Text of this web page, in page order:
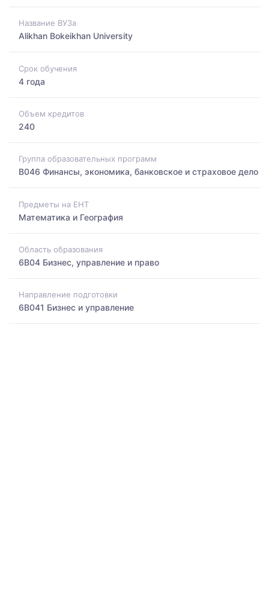
Название ВУЗа
Alikhan Bokeikhan University
Срок обучения
4 года
Объем кредитов
240
Группа образовательных программ
B046 Финансы, экономика, банковское и страховое дело
Предметы на ЕНТ
Математика и География
Область образования
6B04 Бизнес, управление и право
Направление подготовки
6B041 Бизнес и управление